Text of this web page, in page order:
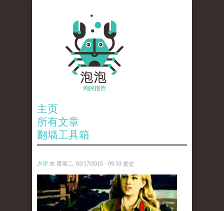
主页
所有文章
翻墙工具箱
夕岸 在 星期二, 02/17/2015 - 09:33 提交
man_hua_1.jpg